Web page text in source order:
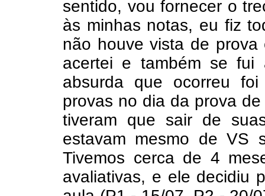
sentido, vou fornecer o
às minhas notas, eu fiz
não houve vista de
acertei e também se fui
absurda que ocorreu
provas no dia da prova
tiveram que sair de
estavam mesmo de VS
Tivemos cerca de 4
avaliativas, e ele decidiu